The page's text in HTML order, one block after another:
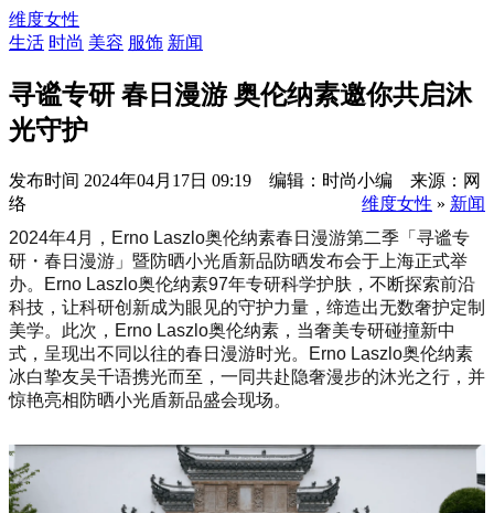
维度女性
生活 时尚 美容 服饰 新闻
寻谧专研 春日漫游 奥伦纳素邀你共启沐
光守护
发布时间 2024年04月17日 09:19 编辑：时尚小编 来源：网
络
维度女性 » 新闻
2024年4月，Erno Laszlo奥伦纳素春日漫游第二季「寻谧专
研・春日漫游」暨防晒小光盾新品防晒发布会于上海正式举
办。Erno Laszlo奥伦纳素97年专研科学护肤，不断探索前沿
科技，让科研创新成为眼见的守护力量，缔造出无数奢护定制
美学。此次，Erno Laszlo奥伦纳素，当奢美专研碰撞新中
式，呈现出不同以往的春日漫游时光。Erno Laszlo奥伦纳素
冰白挚友吴千语携光而至，一同共赴隐奢漫步的沐光之行，并
惊艳亮相防晒小光盾新品盛会现场。